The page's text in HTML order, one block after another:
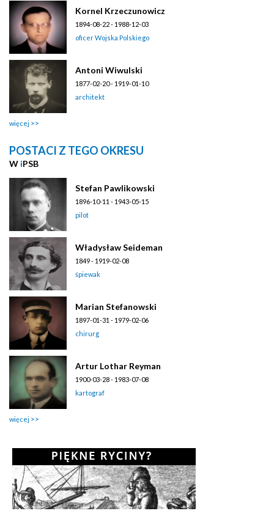
Kornel Krzeczunowicz
1894-08-22 - 1988-12-03
oficer Wojska Polskiego
Antoni Wiwulski
1877-02-20 - 1919-01-10
architekt
więcej
POSTACI Z TEGO OKRESU
W iPSB
Stefan Pawlikowski
1896-10-11 - 1943-05-15
pilot
Władysław Seideman
1849 - 1919-02-08
śpiewak
Marian Stefanowski
1897-01-31 - 1979-02-06
chirurg
Artur Lothar Reyman
1900-03-28 - 1983-07-08
kartograf
więcej